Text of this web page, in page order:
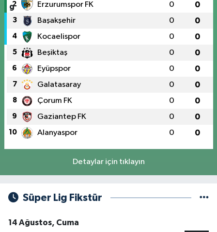
2 Erzurumspor FK 0 0
3 Başakşehir 0 0
4 Kocaelispor 0 0
5 Beşiktaş 0 0
6 Eyüpspor 0 0
7 Galatasaray 0 0
8 Çorum FK 0 0
9 Gaziantep FK 0 0
10 Alanyaspor 0 0
Detaylar için tıklayın
Süper Lig Fikstür
14 Ağustos, Cuma